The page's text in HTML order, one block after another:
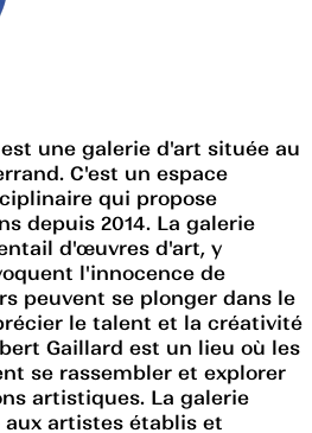
une galerie d'art située au
C'est un espace
qui propose
depuis 2014. La galerie
d'œuvres d'art, y
l'innocence de
peuvent se plonger dans le
le talent et la créativité
Gaillard est un lieu où les
se rassembler et explorer
artistiques. La galerie
artistes établis et